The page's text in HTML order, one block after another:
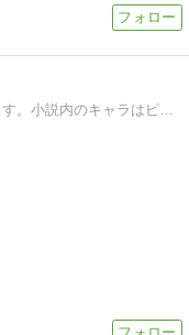
善徳女王の二次(2次)小説を書いております。小説内のキャラはピダム＆アルチョン、BLです。ご理解の無い方はご遠慮ください。